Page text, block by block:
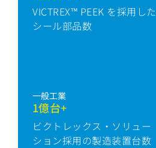
VICTREX™ PEEK を採用した
シール部品数
一般工業
1億台+
ビクトレックス・ソリュー
ション採用の製造装置台数